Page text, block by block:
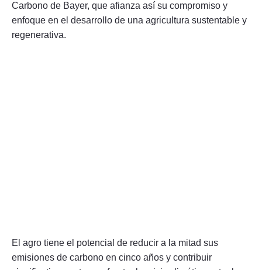
Carbono de Bayer, que afianza así su compromiso y
enfoque en el desarrollo de una agricultura sustentable y
regenerativa.
El agro tiene el potencial de reducir a la mitad sus
emisiones de carbono en cinco años y contribuir